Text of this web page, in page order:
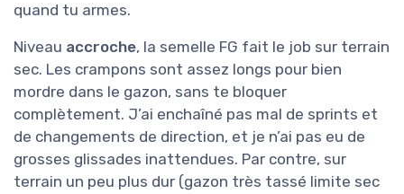
quand tu armes.
Niveau accroche, la semelle FG fait le job sur terrain
sec. Les crampons sont assez longs pour bien
mordre dans le gazon, sans te bloquer
complètement. J’ai enchaîné pas mal de sprints et
de changements de direction, et je n’ai pas eu de
grosses glissades inattendues. Par contre, sur
terrain un peu plus dur (gazon très tassé limite sec